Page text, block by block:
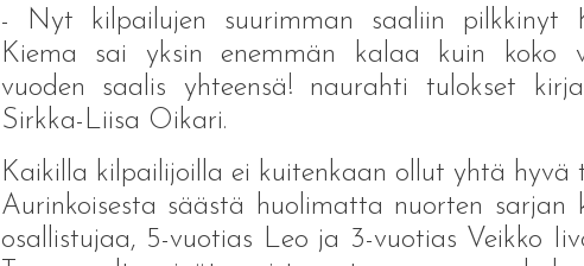
- Nyt kilpailujen suurimman saaliin pilkkinyt
Kiema sai yksin enemmän kalaa kuin koko
vuoden saalis yhteensä! naurahti tulokset
Sirkka-Liisa Oikari.
Kaikilla kilpailijoilla ei kuitenkaan ollut yhtä hyvä
Aurinkoisesta säästä huolimatta nuorten sarjan
osallistujaa, 5-vuotias Leo ja 3-vuotias Veikko